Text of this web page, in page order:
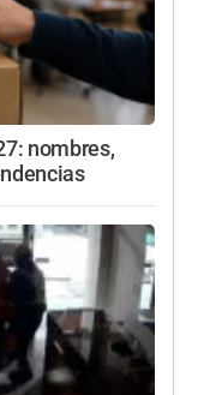
nombres,